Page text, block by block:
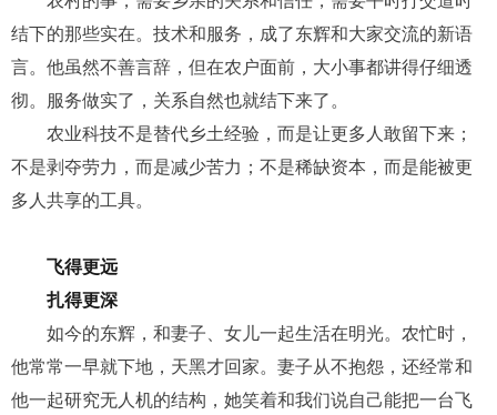
结下的那些实在。技术和服务，成了东辉和大家交流的新语
言。他虽然不善言辞，但在农户面前，大小事都讲得仔细透
彻。服务做实了，关系自然也就结下来了。
农业科技不是替代乡土经验 ，而是让更多人敢留下来；
不是剥夺劳力，而是减少苦力；不是稀缺资本，而是能被更
多人共享的工具。
飞得更远
扎得更深
如今的东辉，和妻子、女儿一起生活在明光。农忙时，
他常常一早就下地，天黑才回家。妻子从不抱怨，还经常和
他一起研究无人机的结构，她笑着和我们说自己能把一台飞